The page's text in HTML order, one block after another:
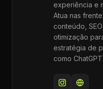
experiência e
Atua nas
conteúdo,
otimização
estratégia de
como